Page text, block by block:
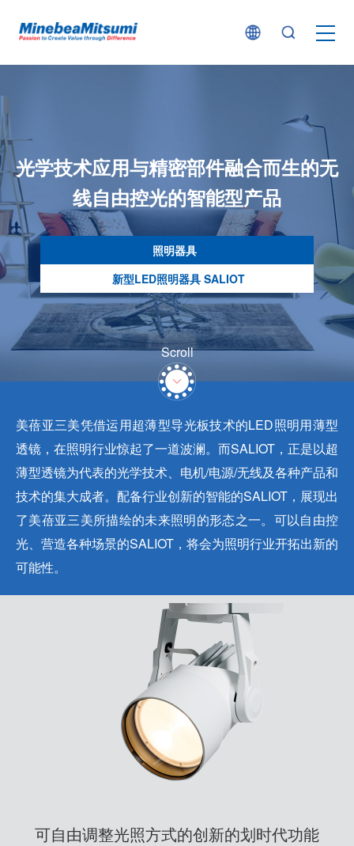
行业解决方案
技术支持
新闻
企业信息
光学技术应用与精密部件融合而生的无
线自由控光的智能型产品
照明器具
新型LED照明器具 SALIOT
Scroll
美蓓亚三美凭借运用超薄型导光板技术的LED照明用薄型
透镜，在照明行业惊起了一道波澜。而SALIOT，正是以超
薄型透镜为代表的光学技术、电机/电源/无线及各种产品和
技术的集大成者。配备行业创新的智能的SALIOT，展现出
了美蓓亚三美所描绘的未来照明的形态之一。可以自由控
光、营造各种场景的SALIOT，将会为照明行业开拓出新的
可能性。
可自由调整光照方式的创新的划时代功能